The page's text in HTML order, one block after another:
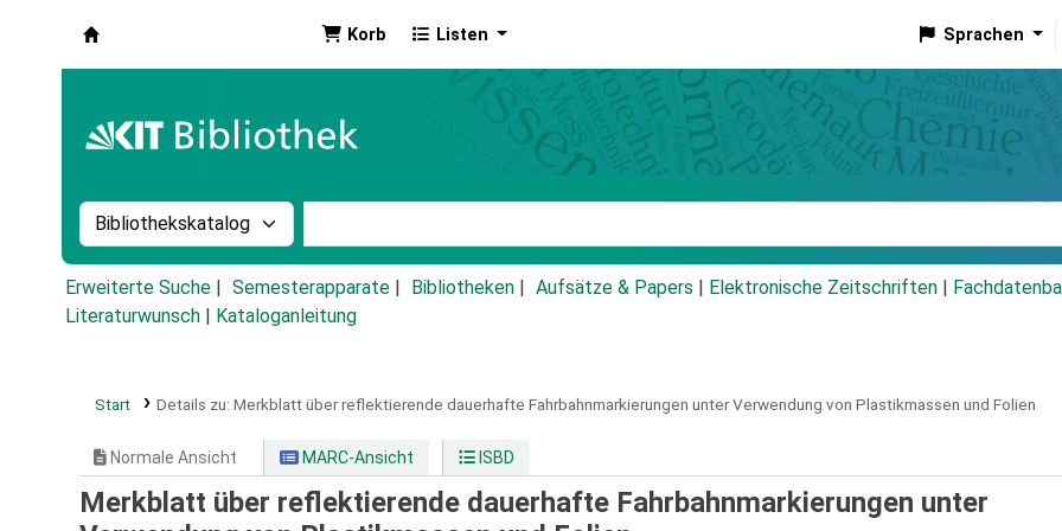
Korb Listen Sprachen
Suche im Katalog nach:
Erweiterte Suche Semesterapparate Bibliotheken Aufsätze & Papers Elektronische Zeitschriften
Literaturwunsch
Kataloganleitung
Start Details zu: Merkblatt über reflektierende dauerhafte Fahrbahnmarkierungen unter Verwendung von Plastikmassen und Folien
Normale Ansicht MARC-Ansicht ISBD
Merkblatt über reflektierende dauerhafte Fahrbahnmarkierungen unter